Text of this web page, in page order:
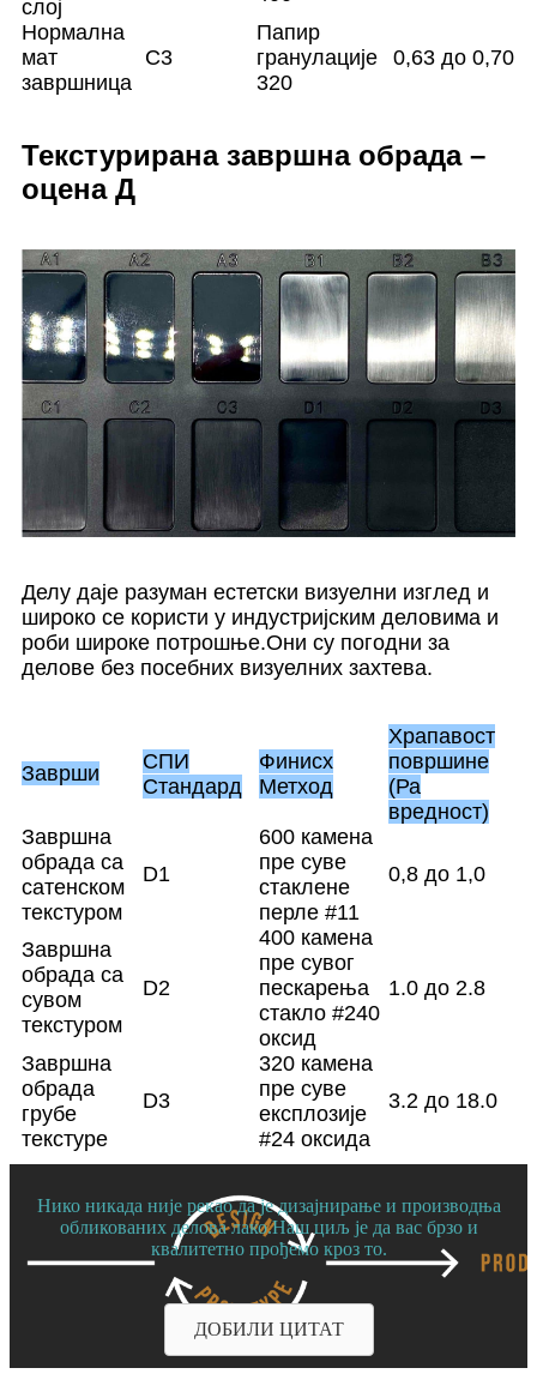
слој
Нормална
мат
завршница
C3
Папир
гранулације
320
0,63 до 0,70
Текстурирана завршна обрада –
оцена Д
Делу даје разуман естетски визуелни изглед и
широко се користи у индустријским деловима и
роби широке потрошње.Они су погодни за
делове без посебних визуелних захтева.
Заврши
СПИ
Стандард
Финисх
Метход
Храпавост
површине
(Ра
вредност)
Завршна
обрада са
сатенском
текстуром
D1
600 камена
пре суве
стаклене
перле #11
0,8 до 1,0
Завршна
обрада са
сувом
текстуром
D2
400 камена
пре сувог
пескарења
стакло #240
оксид
1.0 до 2.8
Завршна
обрада
грубе
текстуре
D3
320 камена
пре суве
експлозије
#24 оксида
3.2 до 18.0
Нико никада није рекао да је дизајнирање и производња
обликованих делова лако.Наш циљ је да вас брзо и
квалитетно прођемо кроз то.
ДОБИЛИ ЦИТАТ